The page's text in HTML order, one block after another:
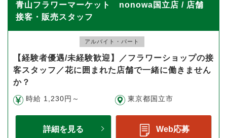
青山フラワーマーケット nonowa国立店 / 店舗
接客・販売スタッフ
アルバイト・パート
【経験者優遇/未経験歓迎】／フラワーショップの接
客スタッフ／花に囲まれた店舗で一緒に働きません
か？
時給 1,230円～ 東京都国立市
詳細を見る Web応募